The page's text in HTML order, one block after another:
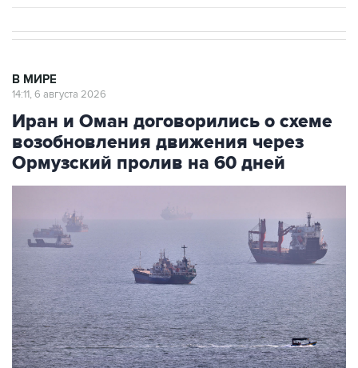
В МИРЕ
14:11, 6 августа 2026
Иран и Оман договорились о схеме
возобновления движения через
Ормузский пролив на 60 дней